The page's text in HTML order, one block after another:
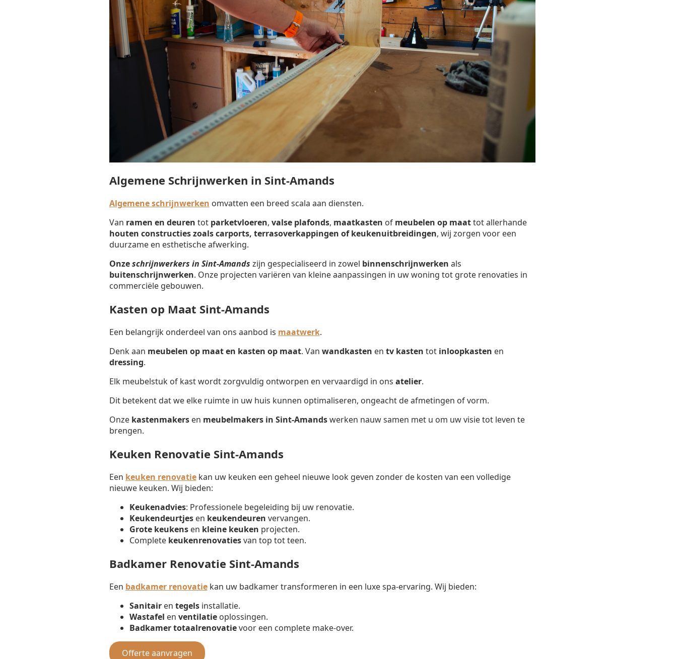
Algemene Schrijnwerken in Sint-Amands
Algemene schrijnwerken omvatten een breed scala aan diensten.
Van ramen en deuren tot parketvloeren, valse plafonds, maatkasten of meubelen op maattot allerhande
houten constructies zoals carports, terrasoverkappingen of keukenuitbreidingen, wij zorgen voor een
duurzame en esthetische afwerking.
Onzeschrijnwerkers in Sint-Amands zijn gespecialiseerd in zowel binnenschrijnwerken als
buitenschrijnwerken. Onze projecten variëren van kleine aanpassingen in uw woning tot grote renovaties in
commerciële gebouwen.
Kasten op Maat Sint-Amands
Een belangrijk onderdeel van ons aanbod is maatwerk.
Denk aan meubelen op maat en kasten op maat. Van wandkasten en tv kasten tot inloopkasten en
dressing.
Elk meubelstuk of kast wordt zorgvuldig ontworpen en vervaardigd in ons atelier.
Dit betekent dat we elke ruimte in uw huis kunnen optimaliseren, ongeacht de afmetingen of vorm.
Onze kastenmakersen meubelmakers in Sint-Amandswerken nauw samen met u om uw visie tot leven te
brengen.
Keuken Renovatie Sint-Amands
Een keuken renovatiekan uw keuken een geheel nieuwe look geven zonder de kosten van een volledige
nieuwe keuken. Wij bieden:
Keukenadvies: Professionele begeleiding bij uw renovatie.
Keukendeurtjesen keukendeuren vervangen.
Grote keukensen kleine keuken projecten.
Complete keukenrenovatiesvan top tot teen.
Badkamer Renovatie Sint-Amands
Een badkamer renovatiekan uw badkamer transformeren in een luxe spa-ervaring. Wij bieden:
Sanitairen tegelsinstallatie.
Wastafel en ventilatieoplossingen.
Badkamer totaalrenovatievoor een complete make-over.
Offerte aanvragen